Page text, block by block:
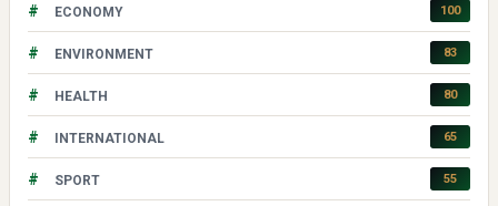
# ECONOMY 100
# ENVIRONMENT 83
# HEALTH 80
# INTERNATIONAL 65
# SPORT 55